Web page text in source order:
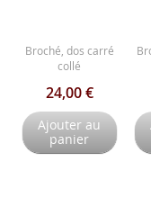
Broché, dos carré
collé
24,00 €
Ajouter au
panier